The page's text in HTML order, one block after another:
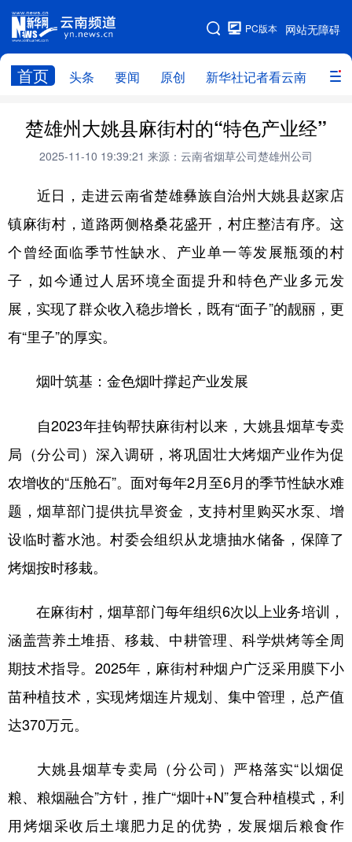
网站无障碍
PC版本
首页 头条 要闻 原创 新华社记者看云南 政务
网站地图
头条 云南要闻 本网原创
新华社记者看云南 政务 人事
廉政 云南省领导报道集 旅游
教育
州市
社会
图片
经济 服务 云南故事
云南青年说 趣看文物
楚雄州大姚县麻街村的“特色产业经”
2025-11-10 19:39:21 来源：云南省烟草公司楚雄州公司
近日，走进云南省楚雄彝族自治州大姚县赵家店
镇麻街村，道路两侧格桑花盛开，村庄整洁有序。这
个曾经面临季节性缺水、产业单一等发展瓶颈的村
子，如今通过人居环境全面提升和特色产业多元发
展，实现了群众收入稳步增长，既有“面子”的靓丽，更
有“里子”的厚实。
烟叶筑基：金色烟叶撑起产业发展
自2023年挂钩帮扶麻街村以来，大姚县烟草专卖
局（分公司）深入调研，将巩固壮大烤烟产业作为促
农增收的“压舱石”。面对每年2月至6月的季节性缺水难
题，烟草部门提供抗旱资金，支持村里购买水泵、增
设临时蓄水池。村委会组织从龙塘抽水储备，保障了
烤烟按时移栽。
在麻街村，烟草部门每年组织6次以上业务培训，
涵盖营养土堆捂、移栽、中耕管理、科学烘烤等全周
期技术指导。2025年，麻街村种烟户广泛采用膜下小
苗种植技术，实现烤烟连片规划、集中管理，总产值
达370万元。
大姚县烟草专卖局（分公司）严格落实“以烟促
粮、粮烟融合”方针，推广“烟叶+N”复合种植模式，利
用烤烟采收后土壤肥力足的优势，发展烟后粮食作